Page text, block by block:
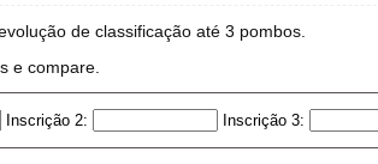
de classificação até 3 pombos.
e compare.
Inscrição 2: Inscrição 3: